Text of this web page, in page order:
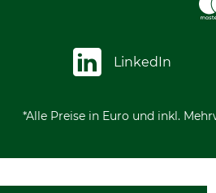
LinkedIn
*Alle Preise in Euro und inkl.